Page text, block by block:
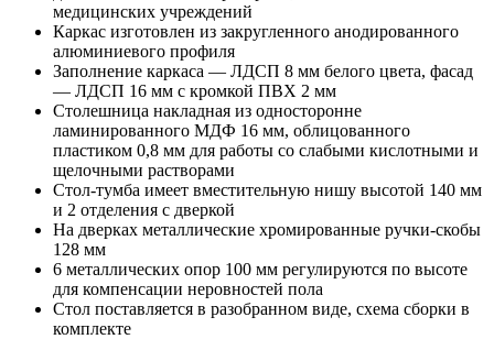
медицинских учреждений
Каркас изготовлен из закругленного анодированного
алюминиевого профиля
Заполнение каркаса — ЛДСП 8 мм белого цвета, фасад
— ЛДСП 16 мм с кромкой ПВХ 2 мм
Столешница накладная из односторонне
ламинированного МДФ 16 мм, облицованного
пластиком 0,8 мм для работы со слабыми кислотными и
щелочными растворами
Стол-тумба имеет вместительную нишу высотой 140 мм
и 2 отделения с дверкой
На дверках металлические хромированные ручки-скобы
128 мм
6 металлических опор 100 мм регулируются по высоте
для компенсации неровностей пола
Стол поставляется в разобранном виде, схема сборки в
комплекте